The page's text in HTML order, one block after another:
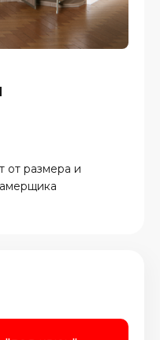
от размера и